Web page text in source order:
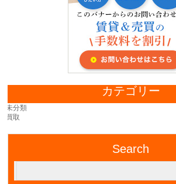
カテゴリー
未分類
買取
Search